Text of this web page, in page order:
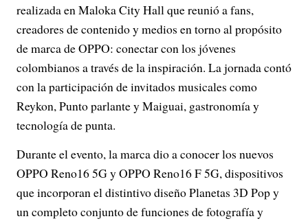
realizada en Maloka City Hall que reunió a fans,
creadores de contenido y medios en torno al propósito
de marca de OPPO: conectar con los jóvenes
colombianos a través de la inspiración. La jornada contó
con la participación de invitados musicales como
Reykon, Punto parlante y Maiguai, gastronomía y
tecnología de punta.
Durante el evento, la marca dio a conocer los nuevos
OPPO Reno16 5G y OPPO Reno16 F 5G, dispositivos
que incorporan el distintivo diseño Planetas 3D Pop y
un completo conjunto de funciones de fotografía y